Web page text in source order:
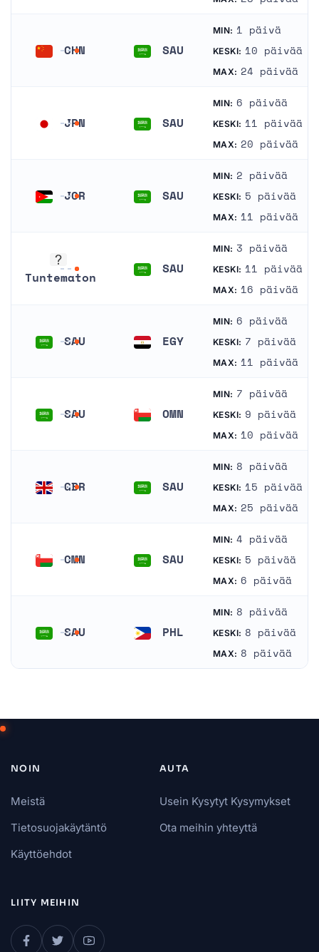
CHN SAU
MIN: 1 päivä
KESKI: 10 päivää
MAX: 24 päivää
JPN SAU
MIN: 6 päivää
KESKI: 11 päivää
MAX: 20 päivää
JOR SAU
MIN: 2 päivää
KESKI: 5 päivää
MAX: 11 päivää
Tuntematon
SAU
MIN: 3 päivää
KESKI: 11 päivää
MAX: 16 päivää
SAU EGY
MIN: 6 päivää
KESKI: 7 päivää
MAX: 11 päivää
SAU OMN
MIN: 7 päivää
KESKI: 9 päivää
MAX: 10 päivää
GBR SAU
MIN: 8 päivää
KESKI: 15 päivää
MAX: 25 päivää
OMN SAU
MIN: 4 päivää
KESKI: 5 päivää
MAX: 6 päivää
SAU PHL
MIN: 8 päivää
KESKI: 8 päivää
MAX: 8 päivää
NOIN
Meistä
Tietosuojakäytäntö
Käyttöehdot
AUTA
Usein Kysytyt Kysymykset
Ota meihin yhteyttä
LIITY MEIHIN